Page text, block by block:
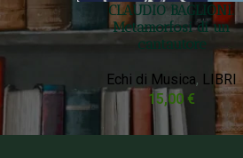
CLAUDIO BAGLIONI.
Metamorfosi di un
cantautore
Echi di Musica, LIBRI
15,00 €